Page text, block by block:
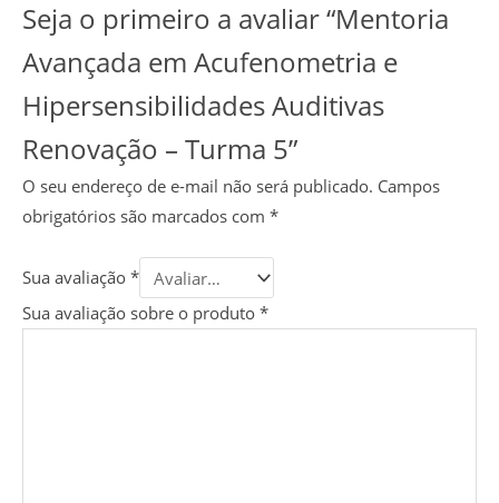
Seja o primeiro a avaliar “Mentoria
Avançada em Acufenometria e
Hipersensibilidades Auditivas
Renovação – Turma 5”
O seu endereço de e-mail não será publicado. Campos
obrigatórios são marcados com *
Sua avaliação *
Sua avaliação sobre o produto *